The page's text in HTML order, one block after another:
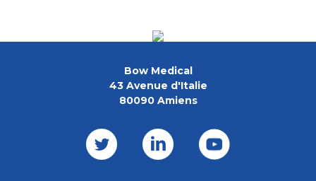
Bow Medical
43 Avenue d'Italie
80090 Amiens